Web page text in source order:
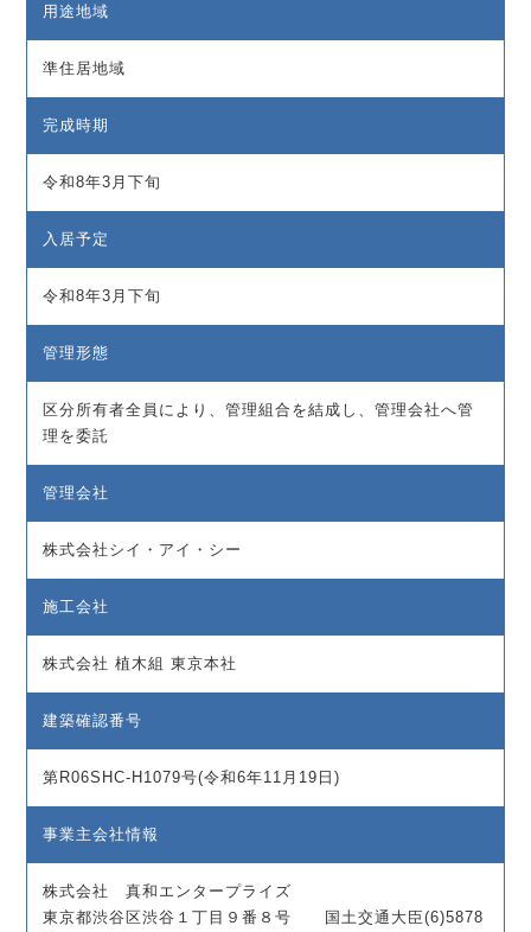
用途地域
準住居地域
完成時期
令和8年3月下旬
入居予定
令和8年3月下旬
管理形態
区分所有者全員により、管理組合を結成し、管理会社へ管
理を委託
管理会社
株式会社シイ・アイ・シー
施工会社
株式会社 植木組 東京本社
建築確認番号
第R06SHC-H1079号(令和6年11月19日)
事業主会社情報
株式会社 真和エンタープライズ
東京都渋谷区渋谷１丁目９番８号 国土交通大臣(6)5878